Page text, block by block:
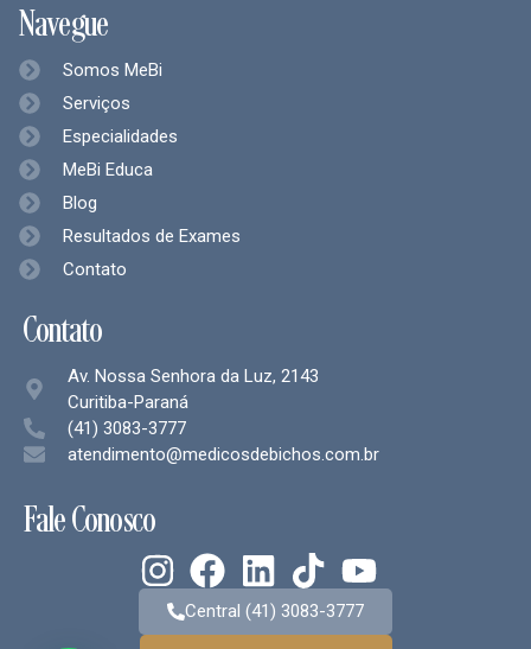
Navegue
Somos MeBi
Serviços
Especialidades
MeBi Educa
Blog
Resultados de Exames
Contato
Contato
Av. Nossa Senhora da Luz, 2143
Curitiba-Paraná
(41) 3083-3777
atendimento@medicosdebichos.com.br
Fale Conosco
Central (41) 3083-3777